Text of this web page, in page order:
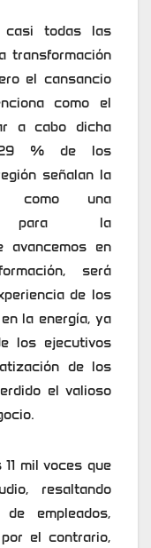
casi todas las
transformación
el cansancio
como el
a cabo dicha
29 % de los
señalan la
como una
para la
avancemos en
será
de los
la energía, ya
los ejecutivos
de los
el valioso
mil voces que
resaltando
empleados,
el contrario,